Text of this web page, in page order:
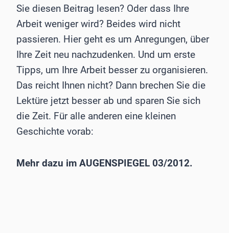
Sie diesen Beitrag lesen? Oder dass Ihre
Arbeit weniger wird? Beides wird nicht
passieren. Hier geht es um Anregungen, über
Ihre Zeit neu nachzudenken. Und um erste
Tipps, um Ihre Arbeit besser zu organisieren.
Das reicht Ihnen nicht? Dann brechen Sie die
Lektüre jetzt besser ab und sparen Sie sich
die Zeit. Für alle anderen eine kleinen
Geschichte vorab:
Mehr dazu im AUGENSPIEGEL 03/2012.